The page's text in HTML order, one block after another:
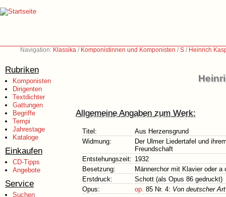
Navigation: Klassika / Komponistinnen und Komponisten /S / Heinrich
Rubriken
Komponisten
Dirigenten
Textdichter
Gattungen
Begriffe
Tempi
Jahrestage
Kataloge
Einkaufen
CD-Tipps
Angebote
Service
Suchen
Allgemeine Angaben zum Werk:
Titel:
Aus Herzensgrund
Widmung:
Der Ulmer Liedertafel und
Freundschaft
Entstehungszeit: 1932
Besetzung:
Männerchor mit Klavier oder a
Erstdruck:
Schott (als Opus 86 gedruckt)
Opus:
op. 85 Nr. 4: Von deutscher